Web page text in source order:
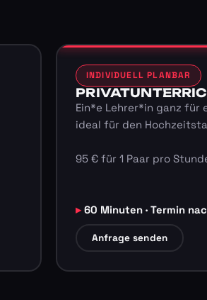
INDIVIDUELL PLANBAR
Ein*e Lehrer*in ganz für
ideal für den
95 € für 1 Paar pro
60 Minuten · Termin
Anfrage senden